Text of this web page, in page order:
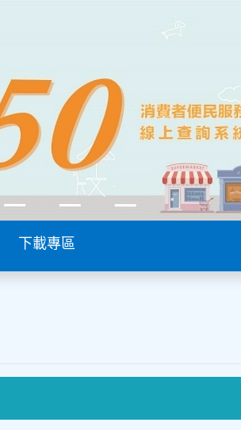
下載專區